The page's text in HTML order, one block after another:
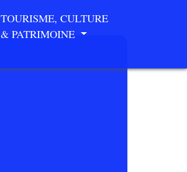
TOURISME, CULTURE
& PATRIMOINE